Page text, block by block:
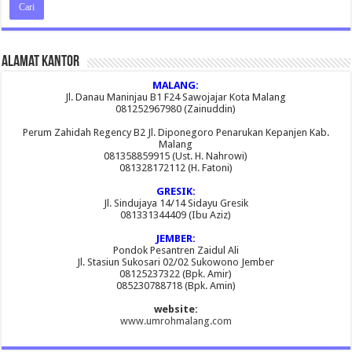
Alamat Kantor
MALANG:
Jl. Danau Maninjau B1 F24 Sawojajar Kota Malang
081252967980 (Zainuddin)
Perum Zahidah Regency B2 Jl. Diponegoro Penarukan Kepanjen Kab.
Malang
081358859915 (Ust. H. Nahrowi)
081328172112 (H. Fatoni)
GRESIK:
Jl. Sindujaya 14/14 Sidayu Gresik
081331344409 (Ibu Aziz)
JEMBER:
Pondok Pesantren Zaidul Ali
Jl. Stasiun Sukosari 02/02 Sukowono Jember
08125237322 (Bpk. Amir)
085230788718 (Bpk. Amin)
website:
www.umrohmalang.com